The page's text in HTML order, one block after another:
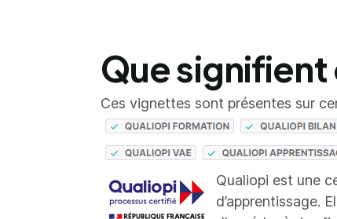
Que
Ces vignettes sont présentes sur
Qualiopi est une
d’apprentissage.